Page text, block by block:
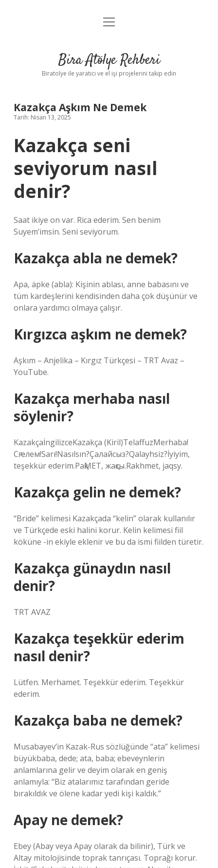
Anasayfa
Yasal Uyarı
menüyü
Bira Atölye Rehberi
Biratolye ile yaratıcı ve el işi projelerini takip edin
Kazakça Aşkım Ne Demek
Tarih: Nisan 13, 2025
Kazakça seni
seviyorum nasıl
denir?
Saat ikiye on var. Rica ederim. Sen benim
Suyem’imsin. Seni seviyorum.
Kazakça abla ne demek?
Apa, äpke (abla): Kişinin ablası, anne babasını ve
tüm kardeşlerini kendisinden daha çok düşünür ve
onlara yardımcı olmaya çalışır.
Kırgızca aşkım ne demek?
Aşkım – Anjelika – Kırgız Türkçesi – TRT Avaz –
YouTube.
Kazakça merhaba nasıl
söylenir?
KazakçaİngilizceKazakça (Kiril)TelaffuzMerhaba!
Сԙлем!Sarı!Nasılsın?Çaлайсыз?Qalayhsiz?İyiyim,
teşekkür ederim.РақMET, жақсы.Rakhmet, jaqsy.
Kazakça gelin ne demek?
“Bride” kelimesi Kazakçada “kelin” olarak kullanılır
ve Türkçede eski halini korur. Kelin kelimesi fiil
köküne -in ekiyle eklenir ve bu da ismi fiilden türetir.
Kazakça günaydın nasıl
denir?
TRT AVAZ
Kazakça teşekkür ederim
nasıl denir?
Lütfen. Merhamet. Teşekkür ederim. Teşekkür
ederim.
Kazakça baba ne demek?
Musabayev’in Kazak-Rus sözlüğünde “ata” kelimesi
büyükbaba, dede; ata, baba; ebeveynlerin
anlamlarına gelir ve deyim olarak en geniş
anlamıyla: “Biz atalarımız tarafından geride
bırakıldık ve ölene kadar yedi kişi kaldık.”
Apay ne demek?
Ebey (Abay veya Apay olarak da bilinir), Türk ve
Altay mitolojisinde toprak tanrıçası. Toprağı korur.